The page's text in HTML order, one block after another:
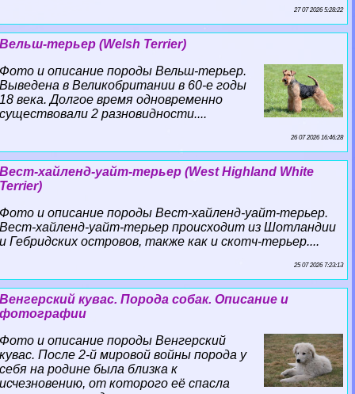
27 07 2026 5:28:22
Вельш-терьер (Welsh Terrier)
Фото и описание породы Вельш-терьер.
Выведена в Великобритании в 60-е годы
18 века. Долгое время одновременно
существовали 2 разновидности....
26 07 2026 16:46:28
Вест-хайленд-уайт-терьер (West Highland White
Terrier)
Фото и описание породы Вест-хайленд-уайт-терьер.
Вест-хайленд-уайт-терьер происходит из Шотландии
и Гебридских островов, также как и скотч-терьер....
25 07 2026 7:23:13
Венгерский кувас. Порода собак. Описание и
фотографии
Фото и описание породы Венгерский
кувас. После 2-й мировой войны порода у
себя на родине была близка к
исчезновению, от которого её спасла